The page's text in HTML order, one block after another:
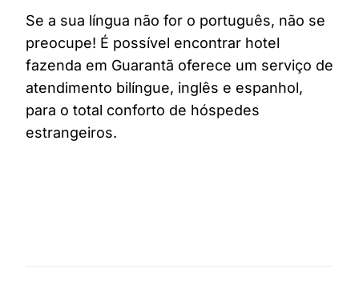
Se a sua língua não for o português, não se
preocupe! É possível encontrar hotel
fazenda em Guarantã oferece um serviço de
atendimento bilíngue, inglês e espanhol,
para o total conforto de hóspedes
estrangeiros.